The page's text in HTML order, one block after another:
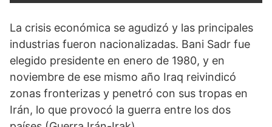
La crisis económica se agudizó y las principales
industrias fueron nacionalizadas. Bani Sadr fue
elegido presidente en enero de 1980, y en
noviembre de ese mismo año Iraq reivindicó
zonas fronterizas y penetró con sus tropas en
Irán, lo que provocó la guerra entre los dos